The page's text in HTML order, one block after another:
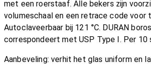
met een roerstaaf. Alle bekers zijn
volumeschaal en een retrace code voor
Autoclaveerbaar bij 121 °C. DURAN
correspondeert met USP Type I. Per 10
Aanbeveling: verhit het glas uniform en